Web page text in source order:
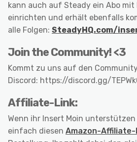
kann auch auf Steady ein Abo mit
einrichten und erhält ebenfalls
alle Folgen: SteadyHQ.com/
Join the Community! <3
Kommt zu uns auf den
Discord: https://discord.gg/
Affiliate-Link:
Wenn ihr Insert Moin
einfach diesen Amazon-Affiliate-